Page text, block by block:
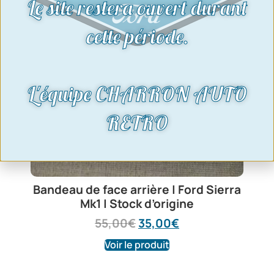
Bandeau de face arrière | Ford Sierra
Mk1 | Stock d’origine
55,00€35,00€
Voir le produit
Le site restera ouvert durant
cette période.
L'équipe CHARRON AUTO
RETRO